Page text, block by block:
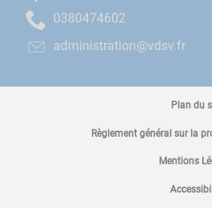
2064740830
rf.vsdv@noitartsinimda
Plan du
Règlement général sur la
Mentions